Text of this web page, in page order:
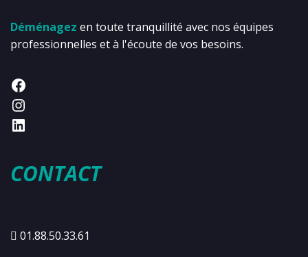
Déménagez en toute tranquillité avec nos équipes
professionnelles et à l'écoute de vos besoins.
CONTACT
01.88.50.33.61